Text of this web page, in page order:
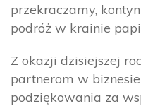
przekraczamy,
podróż w krainie
Z okazji dzisiejszej
partnerom w
podziękowania za